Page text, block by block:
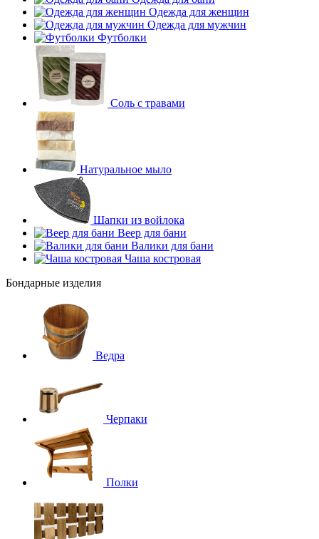
Одежда для женщин
Одежда для мужчин
Футболки
Соль с травами
Натуральное мыло
Шапки из войлока
Веер для бани
Валики для бани
Чаша костровая
Бондарные изделия
Ведра
Черпаки
Полки